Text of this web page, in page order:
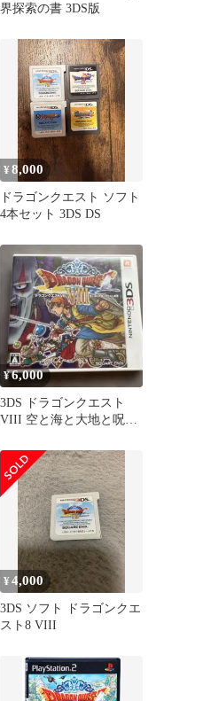
界探索の書 3DS版
¥8,000
ドラゴンクエスト ソフト
4本セット 3DS DS
¥6,000
3DS ドラゴンクエスト
VIII 空と海と大地と呪わ
¥4,000
3DS ソフト ドラゴンクエ
スト8 VIII